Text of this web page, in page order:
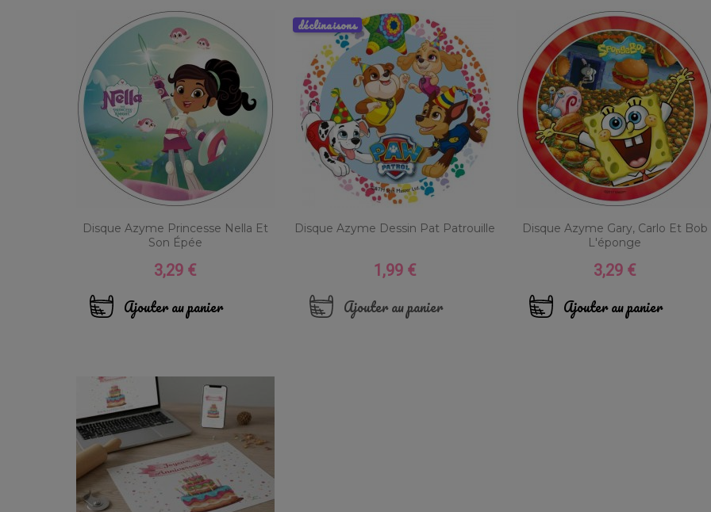
Disque Azyme Princesse Nella Et
Son Épée
Prix
3,29 €
Ajouter au panier
Disque Azyme Dessin Pat Patrouille
Prix
1,99 €
Ajouter au panier
déclinaisons
Disque Azyme Gary, Carlo Et Bob
L'éponge
Prix
3,29 €
Ajouter au panier